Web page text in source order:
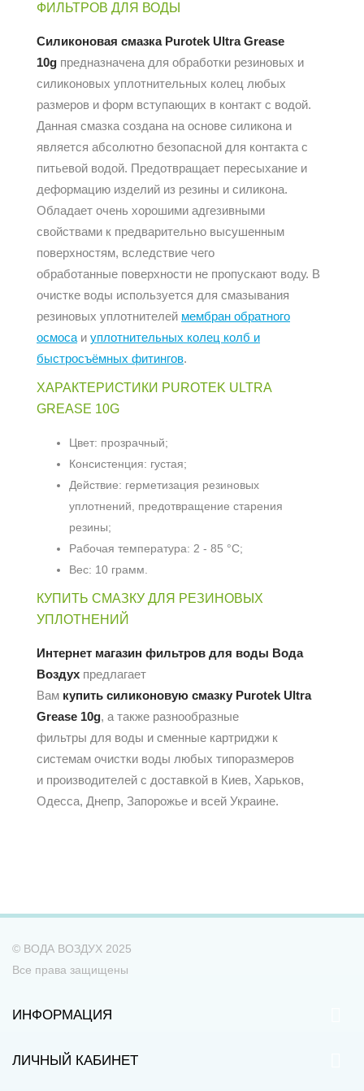
ФИЛЬТРОВ ДЛЯ ВОДЫ
Силиконовая смазка Purotek Ultra Grease
10g предназначена для обработки резиновых и
силиконовых уплотнительных колец любых
размеров и форм вступающих в контакт с водой.
Данная смазка создана на основе силикона и
является абсолютно безопасной для контакта с
питьевой водой. Предотвращает пересыхание и
деформацию изделий из резины и силикона.
Обладает очень хорошими адгезивными
свойствами к предварительно высушенным
поверхностям, вследствие чего
обработанные поверхности не пропускают воду. В
очистке воды используется для смазывания
резиновых уплотнителей мембран обратного
осмоса и уплотнительных колец колб и
быстросъёмных фитингов.
ХАРАКТЕРИСТИКИ PUROTEK ULTRA
GREASE 10G
Цвет: прозрачный;
Консистенция: густая;
Действие: герметизация резиновых
уплотнений, предотвращение старения
резины;
Рабочая температура: 2 - 85 °С;
Вес: 10 грамм.
КУПИТЬ СМАЗКУ ДЛЯ РЕЗИНОВЫХ
УПЛОТНЕНИЙ
Интернет магазин фильтров для воды Вода
Воздух предлагает
Вам купить силиконовую смазку Purotek Ultra
Grease 10g, а также разнообразные
фильтры для воды и сменные картриджи к
системам очистки воды любых типоразмеров
и производителей с доставкой в Киев, Харьков,
Одесса, Днепр, Запорожье и всей Украине.
© ВОДА ВОЗДУХ 2025
Все права защищены
ИНФОРМАЦИЯ
ЛИЧНЫЙ КАБИНЕТ